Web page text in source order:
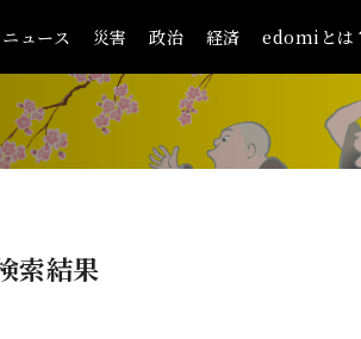
ニュース 災害 政治 経済 edomiとは
索結果